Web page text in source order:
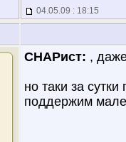
04.05.09 : 18:15
СНАРист: ,
но таки за
поддержим